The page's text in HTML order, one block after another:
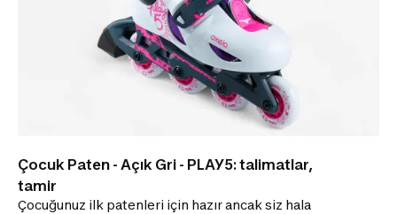
Çocuk Paten - Açık Gri - PLAY5: talimatlar,
tamir
Çocuğunuz ilk patenleri için hazır ancak siz hala